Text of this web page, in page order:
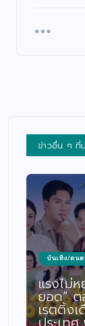
ข่าวอื่น ๆ ที่
บันเทิง/ดน
แรงไม่ห
ยอด” ต
เรตติ้ง